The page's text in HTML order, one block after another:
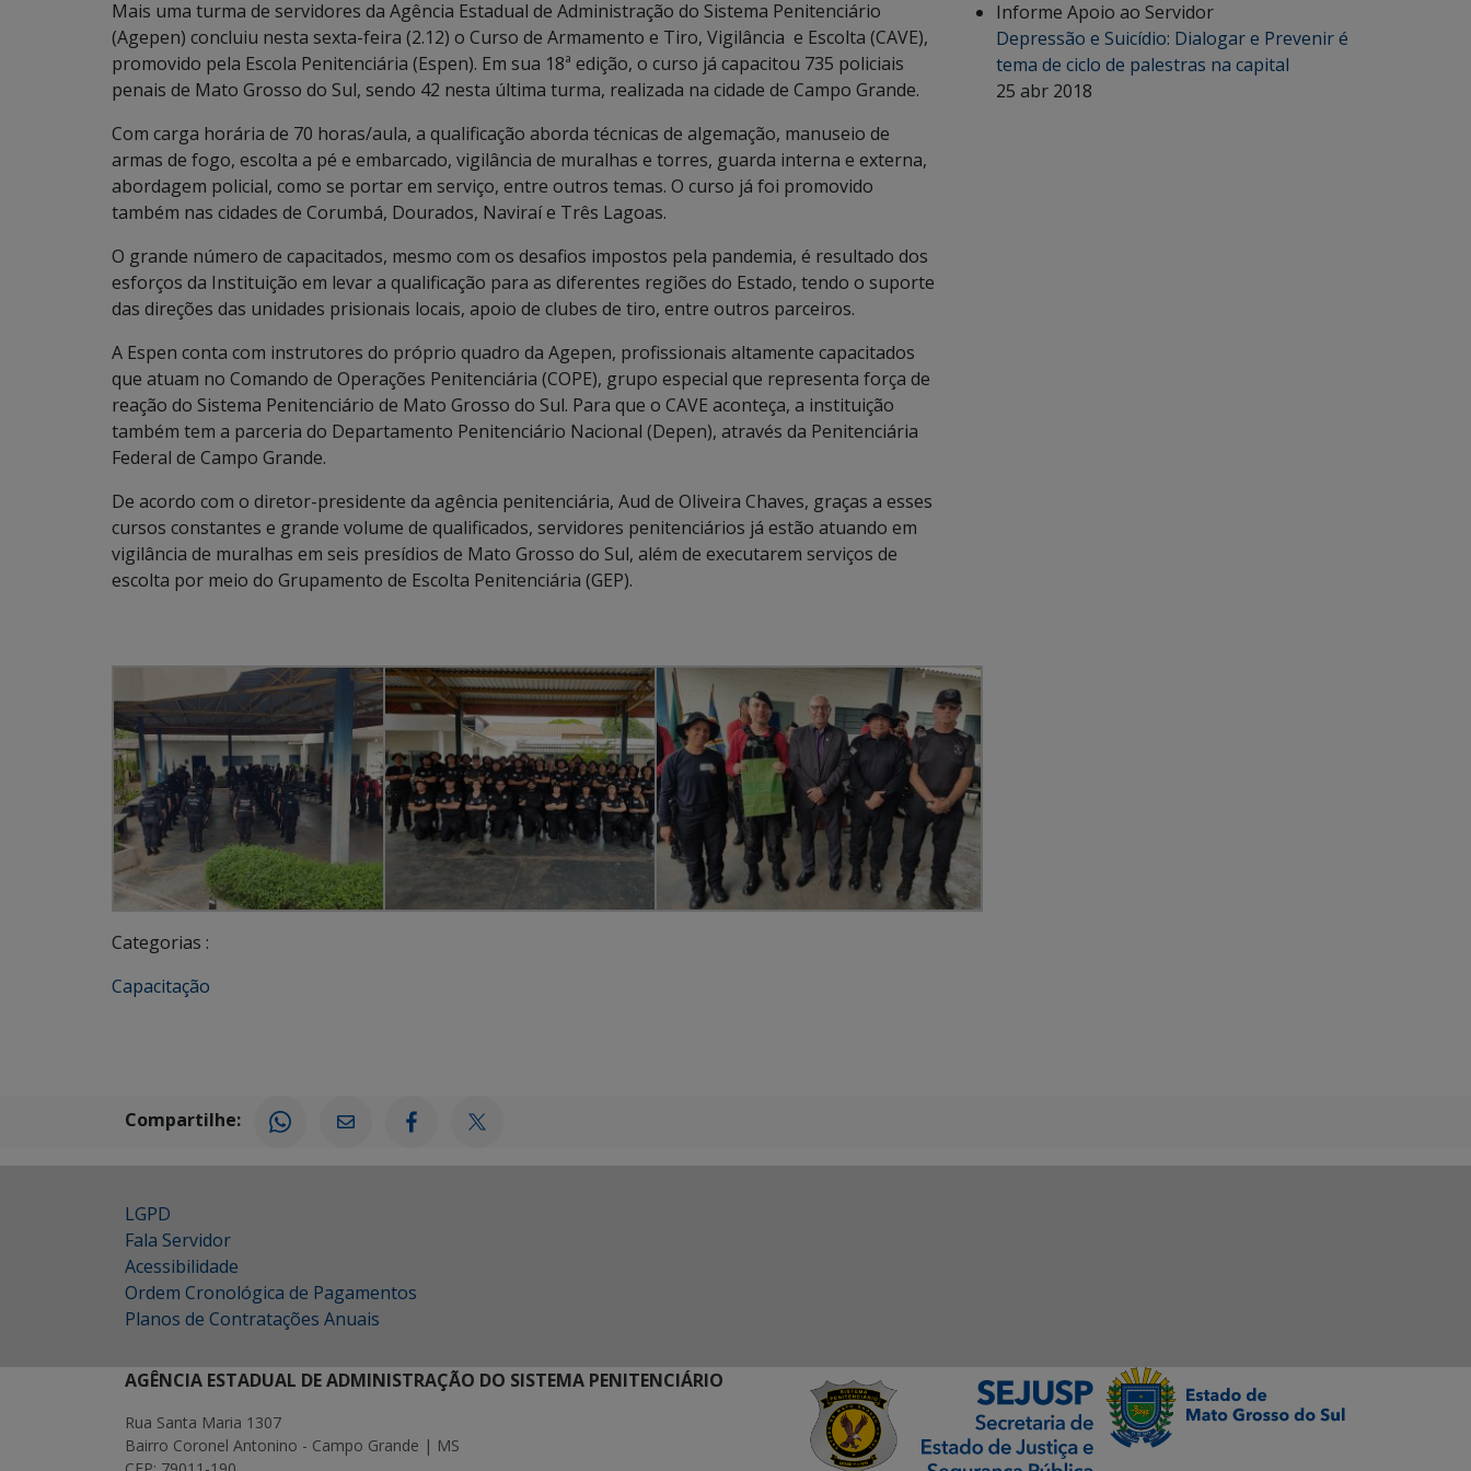
Mais uma turma de servidores da Agência Estadual de Administração do Sistema Penitenciário
(Agepen) concluiu nesta sexta-feira (2.12) o Curso de Armamento e Tiro, Vigilância e Escolta (CAVE),
promovido pela Escola Penitenciária (Espen). Em sua 18ª edição, o curso já capacitou 735 policiais
penais de Mato Grosso do Sul, sendo 42 nesta última turma, realizada na cidade de Campo Grande.
Com carga horária de 70 horas/aula, a qualificação aborda técnicas de algemação, manuseio de
armas de fogo, escolta a pé e embarcado, vigilância de muralhas e torres, guarda interna e externa,
abordagem policial, como se portar em serviço, entre outros temas. O curso já foi promovido
também nas cidades de Corumbá, Dourados, Naviraí e Três Lagoas.
O grande número de capacitados, mesmo com os desafios impostos pela pandemia, é resultado dos
esforços da Instituição em levar a qualificação para as diferentes regiões do Estado, tendo o suporte
das direções das unidades prisionais locais, apoio de clubes de tiro, entre outros parceiros.
A Espen conta com instrutores do próprio quadro da Agepen, profissionais altamente capacitados
que atuam no Comando de Operações Penitenciária (COPE), grupo especial que representa força de
reação do Sistema Penitenciário de Mato Grosso do Sul. Para que o CAVE aconteça, a instituição
também tem a parceria do Departamento Penitenciário Nacional (Depen), através da Penitenciária
Federal de Campo Grande.
De acordo com o diretor-presidente da agência penitenciária, Aud de Oliveira Chaves, graças a esses
cursos constantes e grande volume de qualificados, servidores penitenciários já estão atuando em
vigilância de muralhas em seis presídios de Mato Grosso do Sul, além de executarem serviços de
escolta por meio do Grupamento de Escolta Penitenciária (GEP).
Categorias :
Capacitação
Informe Apoio ao Servidor
Depressão e Suicídio: Dialogar e Prevenir é
tema de ciclo de palestras na capital
25 abr 2018
Compartilhe:
LGPD
Fala Servidor
Acessibilidade
Ordem Cronológica de Pagamentos
Planos de Contratações Anuais
AGÊNCIA ESTADUAL DE ADMINISTRAÇÃO DO SISTEMA PENITENCIÁRIO
Rua Santa Maria 1307
Bairro Coronel Antonino - Campo Grande | MS